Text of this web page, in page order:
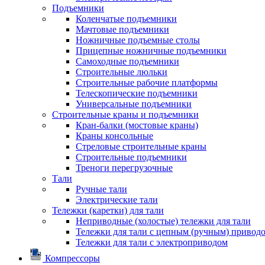
Подъемники
Коленчатые подъемники
Мачтовые подъемники
Ножничные подъемные столы
Прицепные ножничные подъемники
Самоходные подъемники
Строительные люльки
Строительные рабочие платформы
Телескопические подъемники
Универсальные подъемники
Строительные краны и подъемники
Кран-балки (мостовые краны)
Краны консольные
Стреловые строительные краны
Строительные подъемники
Треноги перегрузочные
Тали
Ручные тали
Электрические тали
Тележки (каретки) для тали
Неприводные (холостые) тележки для тали
Тележки для тали с цепным (ручным)
Тележки для тали с электроприводом
Компрессоры